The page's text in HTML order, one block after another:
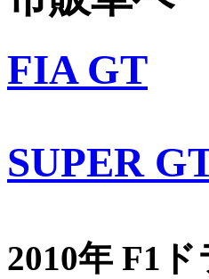
FIA GT
SUPER
2010年 F1